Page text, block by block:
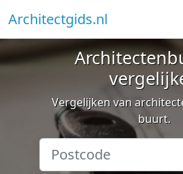
Architectgids.nl
Vergelijken van
buurt.